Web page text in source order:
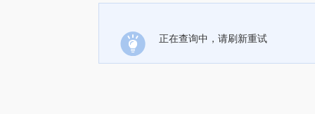
正在查询中，请刷新重试